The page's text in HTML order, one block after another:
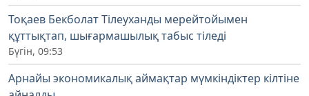
Тоқаев Бекболат Тілеуханды мерейтойымен
құттықтап, шығармашылық табыс тіледі
Бүгін, 09:53
Арнайы экономикалық аймақтар мүмкіндіктер кілтіне